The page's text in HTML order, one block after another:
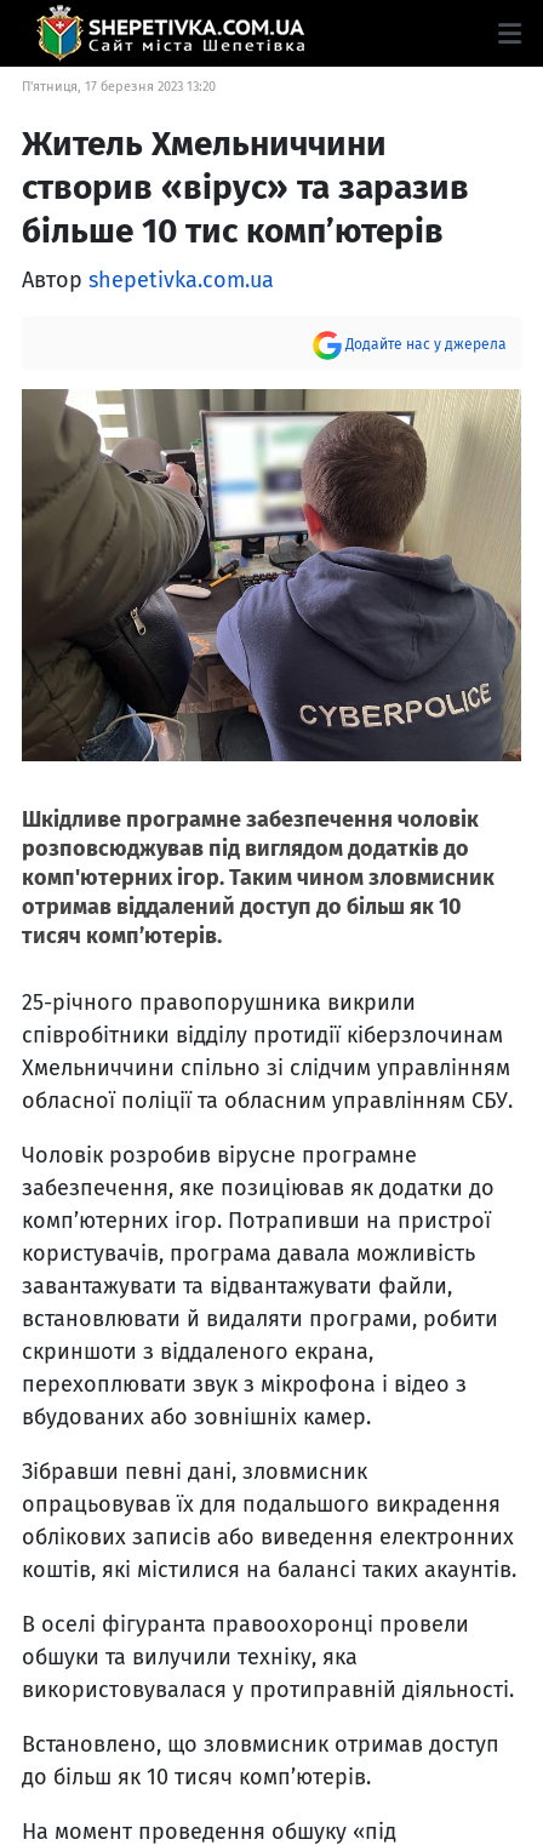
П'ятниця, 17 березня 2023 13:20
Житель Хмельниччини
створив «вірус» та заразив
більше 10 тис комп’ютерів
Автор shepetivka.com.ua
Додайте нас у джерела
Шкідливе програмне забезпечення чоловік
розповсюджував під виглядом додатків до
комп'ютерних ігор. Таким чином зловмисник
отримав віддалений доступ до більш як 10
тисяч комп’ютерів.
25-річного правопорушника викрили
співробітники відділу протидії кіберзлочинам
Хмельниччини спільно зі слідчим управлінням
обласної поліції та обласним управлінням СБУ.
Чоловік розробив вірусне програмне
забезпечення, яке позиціював як додатки до
комп’ютерних ігор. Потрапивши на пристрої
користувачів, програма давала можливість
завантажувати та відвантажувати файли,
встановлювати й видаляти програми, робити
скриншоти з віддаленого екрана,
перехоплювати звук з мікрофона і відео з
вбудованих або зовнішніх камер.
Зібравши певні дані, зловмисник
опрацьовував їх для подальшого викрадення
облікових записів або виведення електронних
коштів, які містилися на балансі таких акаунтів.
В оселі фігуранта правоохоронці провели
обшуки та вилучили техніку, яка
використовувалася у протиправній діяльності.
Встановлено, що зловмисник отримав доступ
до більш як 10 тисяч комп’ютерів.
На момент проведення обшуку «під